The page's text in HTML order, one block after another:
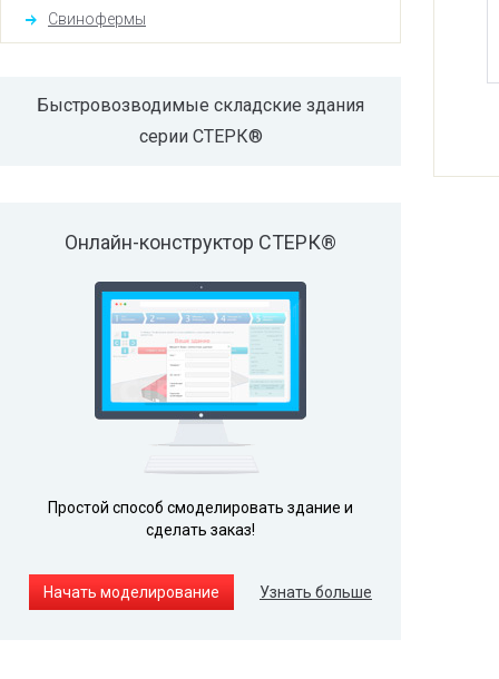
Свинофермы
Быстровозводимые складские здания
серии СТЕРК®
Онлайн-конструктор СТЕРК®
Простой способ смоделировать здание и
сделать заказ!
Начать моделирование Узнать больше